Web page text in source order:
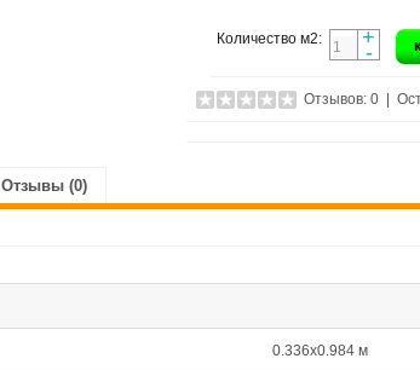
Количество м2: +
-
Отзывов: 0 |
Отзывы (0)
0.336х0.984 м